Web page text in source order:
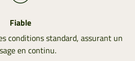
Fiable
conditions standard, assurant un
en continu.